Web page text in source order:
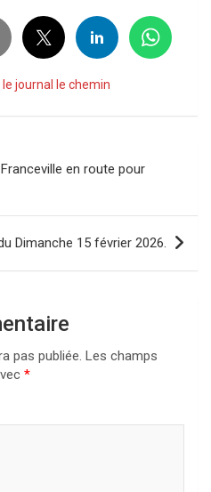
le journal le chemin
en route pour
Dimanche 15 février 2026.
pas publiée. Les champs
*